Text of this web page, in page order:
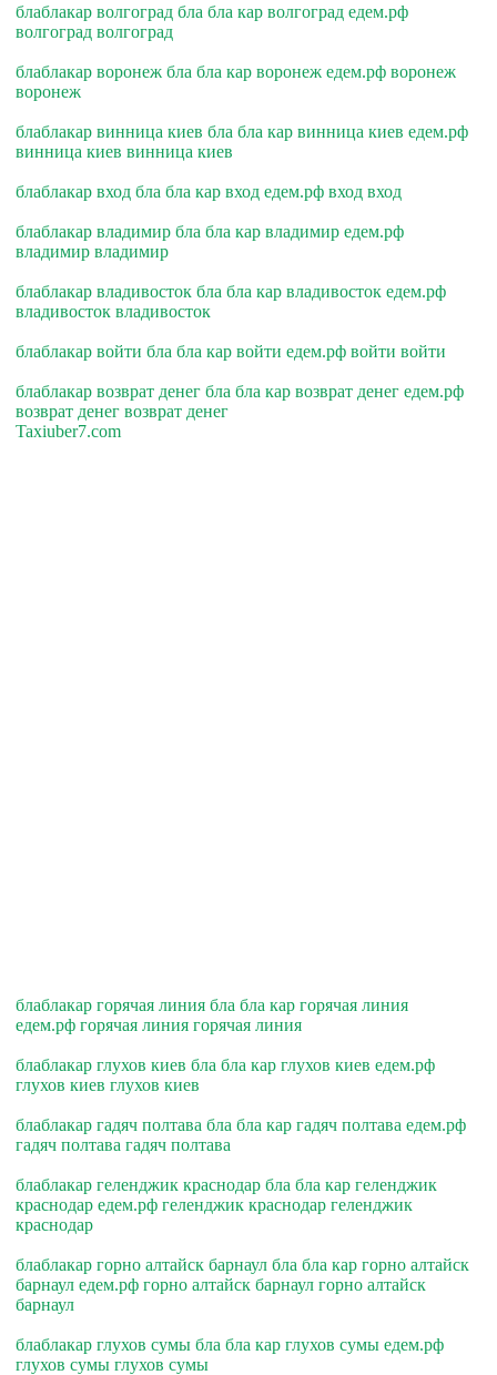
блаблакар волгоград бла бла кар волгоград едем.рф
волгоград волгоград
блаблакар воронеж бла бла кар воронеж едем.рф воронеж
воронеж
блаблакар винница киев бла бла кар винница киев едем.рф
винница киев винница киев
блаблакар вход бла бла кар вход едем.рф вход вход
блаблакар владимир бла бла кар владимир едем.рф
владимир владимир
блаблакар владивосток бла бла кар владивосток едем.рф
владивосток владивосток
блаблакар войти бла бла кар войти едем.рф войти войти
блаблакар возврат денег бла бла кар возврат денег едем.рф
возврат денег возврат денег
Taxiuber7.com
блаблакар горячая линия бла бла кар горячая линия
едем.рф горячая линия горячая линия
блаблакар глухов киев бла бла кар глухов киев едем.рф
глухов киев глухов киев
блаблакар гадяч полтава бла бла кар гадяч полтава едем.рф
гадяч полтава гадяч полтава
блаблакар геленджик краснодар бла бла кар геленджик
краснодар едем.рф геленджик краснодар геленджик
краснодар
блаблакар горно алтайск барнаул бла бла кар горно алтайск
барнаул едем.рф горно алтайск барнаул горно алтайск
барнаул
блаблакар глухов сумы бла бла кар глухов сумы едем.рф
глухов сумы глухов сумы